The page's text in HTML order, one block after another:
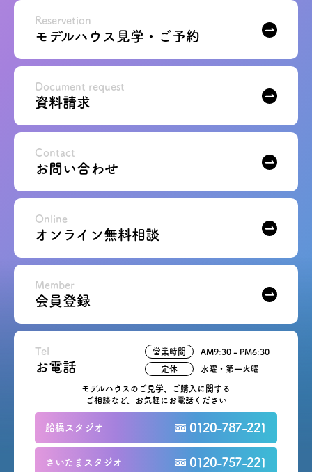
キャンペーン
SDGs
プライバシーポリシー
モデルハウス見学・ご予約
お問い合わせ
会員登録
資料請求
オンライン無料相談
お電話
営業時間: AM9:30-PM8:00
定休: 水曜・第一火曜
船橋スタジオ 0120-787-221
さいたまスタジオ 0120-757-221
公式アカウント
モデルハウス見学・ご予約
Reservetion
資料請求
Document request
お問い合わせ
Contact
オンライン無料相談
Online
会員登録
Member
Tel
お電話
モデルハウスのご見学、ご購入に関する
ご相談など、お気軽にお電話ください
船橋スタジオ 0120-787-221
さいたまスタジオ 0120-757-221
営業時間 AM9:30 - PM6:30
定休 水曜・第一火曜